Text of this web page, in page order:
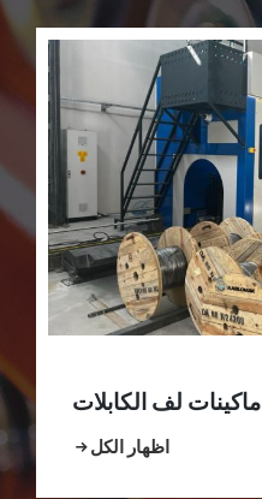
ماكينات لف الكابلات
اظهار الكل